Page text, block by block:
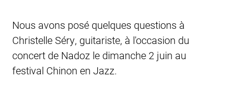
Nous avons posé quelques questions à
Christelle Séry, guitariste, à l'occasion du
concert de Nadoz le dimanche 2 juin au
festival Chinon en Jazz.